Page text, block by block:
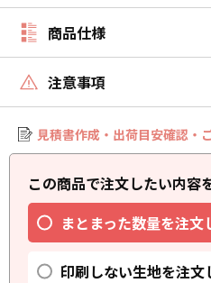
商品仕様
注意事項
見積書作成・出荷目安確認・
この商品で注文したい内容
まとまった数量を注文
印刷しない生地を注文